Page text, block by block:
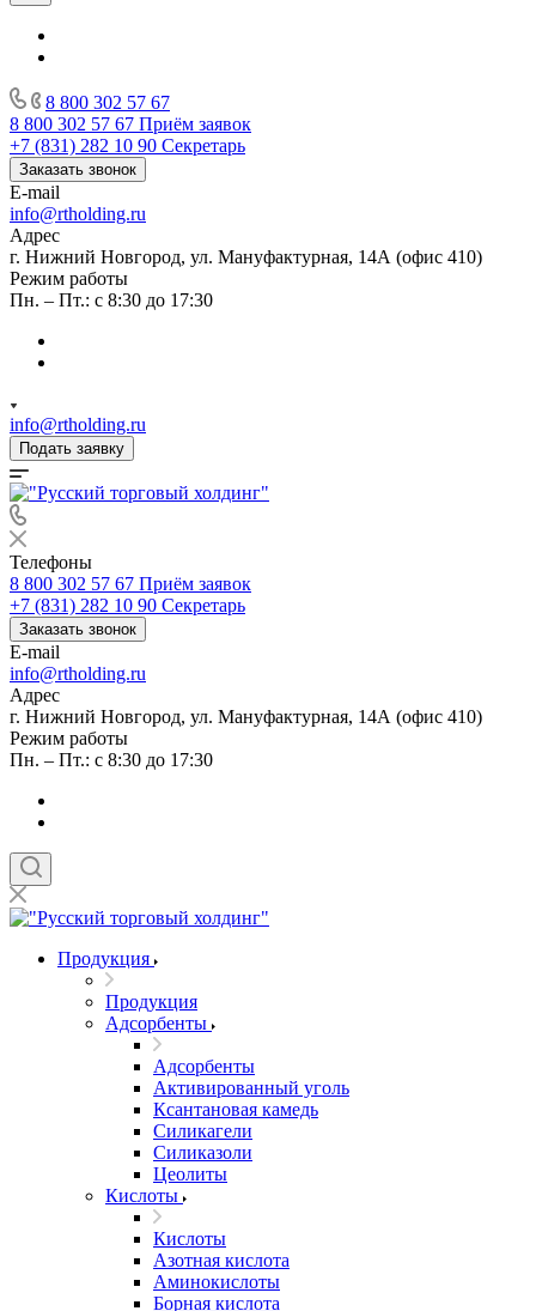
8 800 302 57 67
8 800 302 57 67 Приём заявок
+7 (831) 282 10 90 Секретарь
Заказать звонок
E-mail
info@rtholding.ru
Адрес
г. Нижний Новгород, ул. Мануфактурная, 14А (офис 410)
Режим работы
Пн. – Пт.: с 8:30 до 17:30
info@rtholding.ru
Подать заявку
Телефоны
8 800 302 57 67 Приём заявок
+7 (831) 282 10 90 Секретарь
Заказать звонок
E-mail
info@rtholding.ru
Адрес
г. Нижний Новгород, ул. Мануфактурная, 14А (офис 410)
Режим работы
Пн. – Пт.: с 8:30 до 17:30
Продукция
Продукция
Адсорбенты
Адсорбенты
Активированный уголь
Ксантановая камедь
Силикагели
Силиказоли
Цеолиты
Кислоты
Кислоты
Азотная кислота
Аминокислоты
Борная кислота